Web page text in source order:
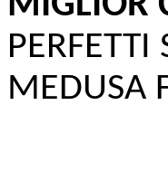
PERFETTI
MEDUSA